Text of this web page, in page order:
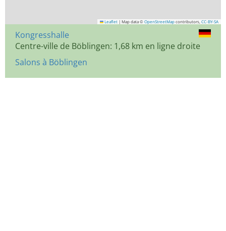
Leaflet | Map data © OpenStreetMap contributors, CC-BY-SA
Kongresshalle
Centre-ville de Böblingen: 1,68 km en ligne droite
Salons à Böblingen